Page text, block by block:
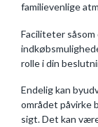
familievenlige
Faciliteter
rolle i din
Endelig kan
området påvirke
sigt. Det kan